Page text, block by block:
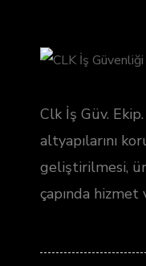
Clk İş Güv.
altyapılarını
geliştirilmesi,
çapında